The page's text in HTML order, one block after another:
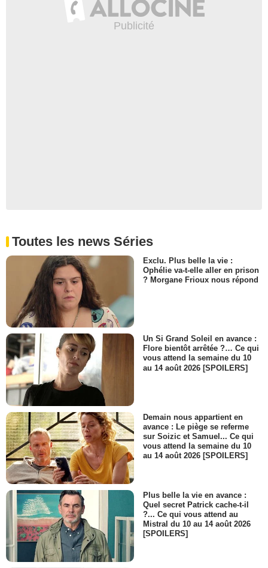
Toutes les news Séries
Exclu. Plus belle la vie :
Ophélie va-t-elle aller en prison
? Morgane Frioux nous répond
Un Si Grand Soleil en avance :
Flore bientôt arrêtée ?… Ce qui
vous attend la semaine du 10
au 14 août 2026 [SPOILERS]
Demain nous appartient en
avance : Le piège se referme
sur Soizic et Samuel... Ce qui
vous attend la semaine du 10
au 14 août 2026 [SPOILERS]
Plus belle la vie en avance :
Quel secret Patrick cache-t-il
?... Ce qui vous attend au
Mistral du 10 au 14 août 2026
[SPOILERS]